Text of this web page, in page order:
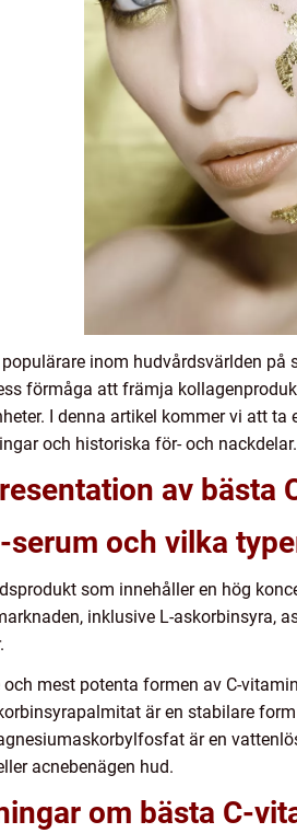
inom hudvårdsvärlden på
förmåga att främja
I denna artikel kommer vi att
och historiska för- och nackdelar.
av bästa
serum och vilka
som innehåller en hög
inklusive L-
och mest potenta formen av C-
är en stabilare
är en
acnebenägen hud.
om bästa C-